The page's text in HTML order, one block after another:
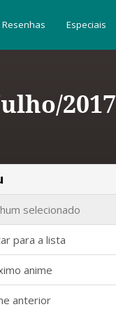
Resenhas Especiais
2017
selecionado
para a lista
anime
anterior